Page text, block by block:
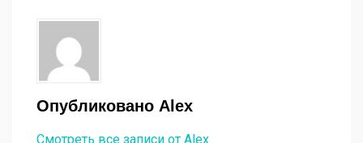
Опубликовано Alex
Смотреть все записи от Alex